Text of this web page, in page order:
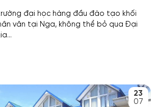
đại học hàng đầu đào tạo khối
văn tại Nga, không thể bỏ qua Đại
23
07